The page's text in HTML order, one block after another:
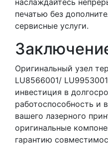
наслаждайтесь
печатью без
сервисные услуги.
Оригинальный узел
LU8566001/
инвестиция в
работоспособность и
вашего лазерного
оригинальные
гарантию